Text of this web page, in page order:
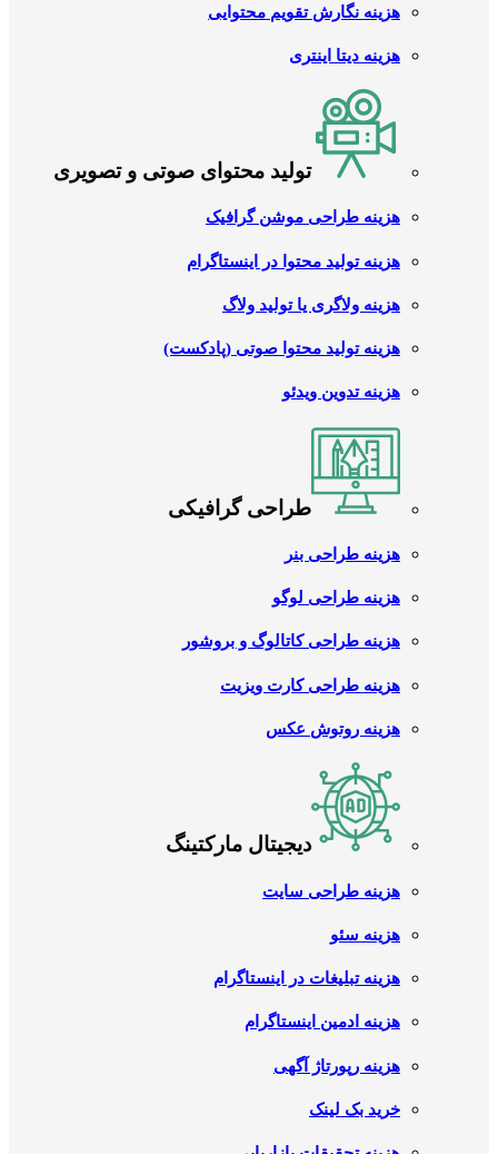
هزینه نگارش تقویم محتوایی
هزینه دیتا اینتری
تولید محتوای صوتی و تصویری
هزینه طراحی موشن گرافیک
هزینه تولید محتوا در اینستاگرام
هزینه ولاگری یا تولید ولاگ
هزینه تولید محتوا صوتی (پادکست)
هزینه تدوین ویدئو
طراحی گرافیکی
هزینه طراحی بنر
هزینه طراحی لوگو
هزینه طراحی کاتالوگ و بروشور
هزینه طراحی کارت ویزیت
هزینه روتوش عکس
دیجیتال مارکتینگ
هزینه طراحی سایت
هزینه سئو
هزینه تبلیغات در اینستاگرام
هزینه ادمین اینستاگرام
هزینه رپورتاژ آگهی
خرید بک لینک